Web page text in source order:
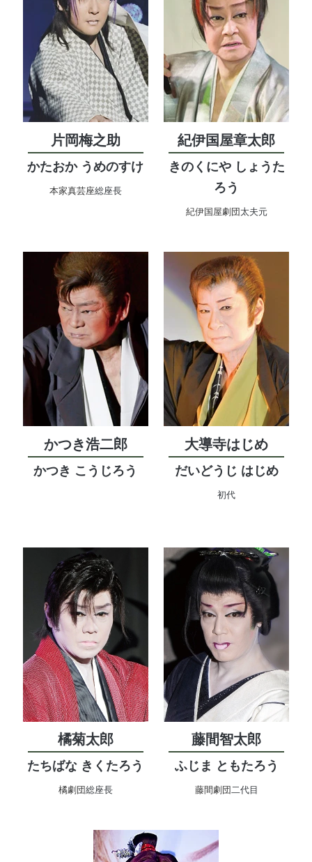
片岡梅之助
かたおか うめのすけ
本家真芸座総座長
紀伊国屋章太郎
きのくにや しょうた
ろう
紀伊国屋劇団太夫元
かつき浩二郎
かつき こうじろう
大導寺はじめ
だいどうじ はじめ
初代
橘菊太郎
たちばな きくたろう
橘劇団総座長
藤間智太郎
ふじま ともたろう
藤間劇団二代目